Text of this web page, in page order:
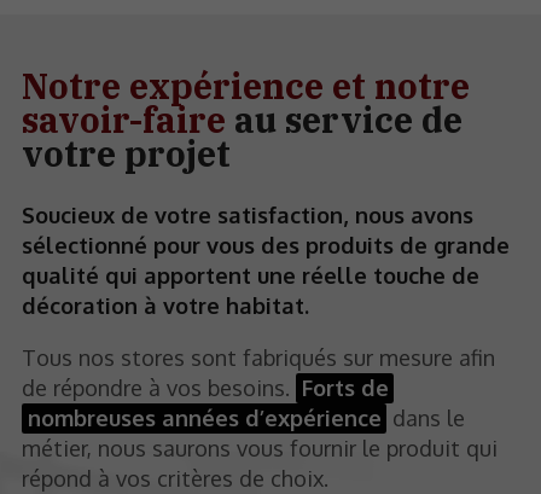
Notre expérience et notre
savoir-faire au service de
votre projet
Soucieux de votre satisfaction, nous avons
sélectionné pour vous des produits de grande
qualité qui apportent une réelle touche de
décoration à votre habitat.
Tous nos stores sont fabriqués sur mesure afin
de répondre à vos besoins. Forts de
nombreuses années d’expérience dans le
métier, nous saurons vous fournir le produit qui
répond à vos critères de choix.